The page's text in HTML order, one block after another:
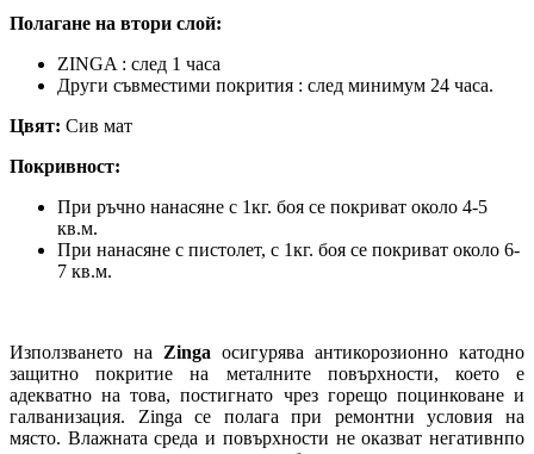
Полагане на втори слой:
ZINGA : след 1 часа
Други съвместими покрития : след минимум 24 часа.
Цвят: Сив мат
Покривност:
При ръчно нанасяне с 1кг. боя се покриват около 4-5
кв.м.
При нанасяне с пистолет, с 1кг. боя се покриват около 6-
7 кв.м.
Използването на Zinga осигурява антикорозионно катодно
защитно покритие на металните повърхности, което е
адекватно на това, постигнато чрез горещо поцинковане и
галванизация. Zinga се полага при ремонтни условия на
място. Влажната среда и повърхности не оказват негативнпо